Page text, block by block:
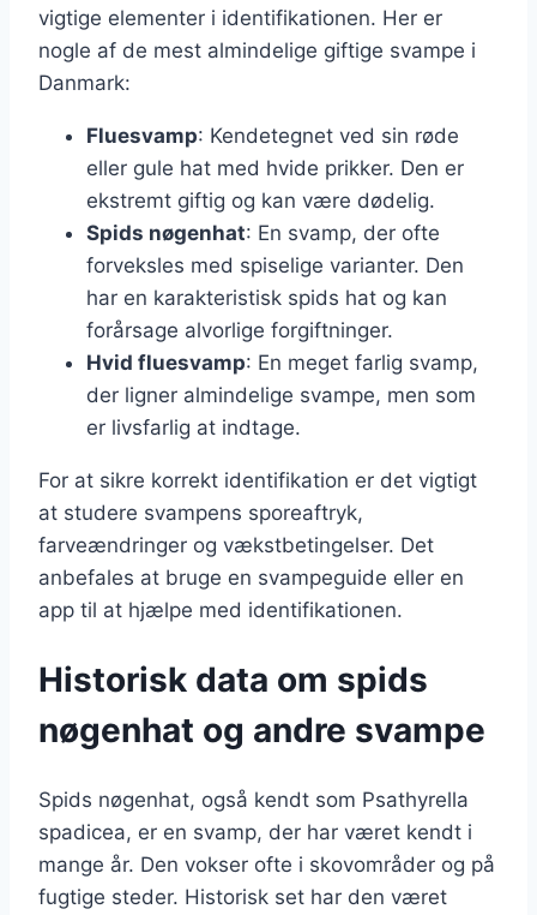
vigtige elementer i identifikationen. Her er
nogle af de mest almindelige giftige svampe i
Danmark:
Fluesvamp: Kendetegnet ved sin røde
eller gule hat med hvide prikker. Den er
ekstremt giftig og kan være dødelig.
Spids nøgenhat: En svamp, der ofte
forveksles med spiselige varianter. Den
har en karakteristisk spids hat og kan
forårsage alvorlige forgiftninger.
Hvid fluesvamp: En meget farlig svamp,
der ligner almindelige svampe, men som
er livsfarlig at indtage.
For at sikre korrekt identifikation er det vigtigt
at studere svampens sporeaftryk,
farveændringer og vækstbetingelser. Det
anbefales at bruge en svampeguide eller en
app til at hjælpe med identifikationen.
Historisk data om spids
nøgenhat og andre svampe
Spids nøgenhat, også kendt som Psathyrella
spadicea, er en svamp, der har været kendt i
mange år. Den vokser ofte i skovområder og på
fugtige steder. Historisk set har den været